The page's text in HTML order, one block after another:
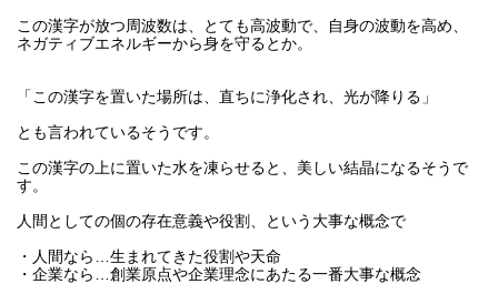
この漢字が放つ周波数は、とても高波動で、自身の波動を高め、
ネガティブエネルギーから身を守るとか。
「この漢字を置いた場所は、直ちに浄化され、光が降りる」
とも言われているそうです。
この漢字の上に置いた水を凍らせると、美しい結晶になるそうで
す。
人間としての個の存在意義や役割、という大事な概念で
・人間なら…生まれてきた役割や天命
・企業なら…創業原点や企業理念にあたる一番大事な概念